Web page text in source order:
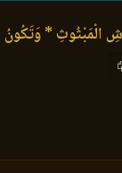
الْمَبْثُوثِ *